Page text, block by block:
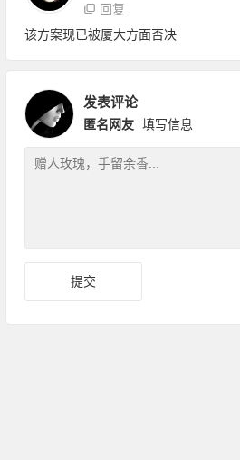
回复
该方案现已被厦大方面否决
发表评论
匿名网友 填写信息